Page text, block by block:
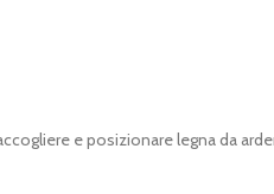
e posizionare legna da